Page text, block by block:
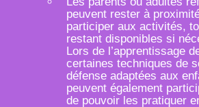
peuvent rester à
participer aux activités,
restant disponibles si
Lors de l’apprentissage
certaines techniques de
défense adaptées aux
peuvent également
de pouvoir les pratiquer